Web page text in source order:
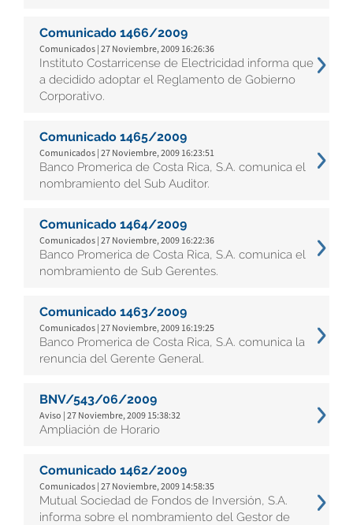
Comunicado 1466/2009
Comunicados | 27 Noviembre, 2009 16:26:36
Instituto Costarricense de Electricidad informa que
a decidido adoptar el Reglamento de Gobierno
Corporativo.
Comunicado 1465/2009
Comunicados | 27 Noviembre, 2009 16:23:51
Banco Promerica de Costa Rica, S.A. comunica el
nombramiento del Sub Auditor.
Comunicado 1464/2009
Comunicados | 27 Noviembre, 2009 16:22:36
Banco Promerica de Costa Rica, S.A. comunica el
nombramiento de Sub Gerentes.
Comunicado 1463/2009
Comunicados | 27 Noviembre, 2009 16:19:25
Banco Promerica de Costa Rica, S.A. comunica la
renuncia del Gerente General.
BNV/543/06/2009
Aviso | 27 Noviembre, 2009 15:38:32
Ampliación de Horario
Comunicado 1462/2009
Comunicados | 27 Noviembre, 2009 14:58:35
Mutual Sociedad de Fondos de Inversión, S.A.
informa sobre el nombramiento del Gestor de